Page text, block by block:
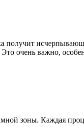
получит
Это очень важно,
зоны. Каждая